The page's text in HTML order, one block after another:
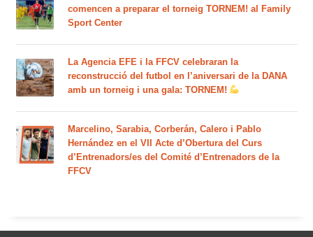
comencen a preparar el torneig TORNEM! al Family
Sport Center
La Agencia EFE i la FFCV celebraran la
reconstrucció del futbol en l’aniversari de la DANA
amb un torneig i una gala: TORNEM!
Marcelino, Sarabia, Corberán, Calero i Pablo
Hernández en el VII Acte d’Obertura del Curs
d’Entrenadors/es del Comité d’Entrenadors de la
FFCV